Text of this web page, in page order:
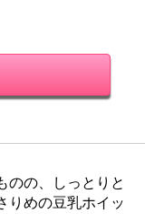
のの、しっとりと
りめの豆乳ホイッ